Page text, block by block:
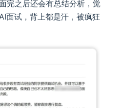
完之后还会有总结分析，觉
面试，背上都是汗，被疯狂